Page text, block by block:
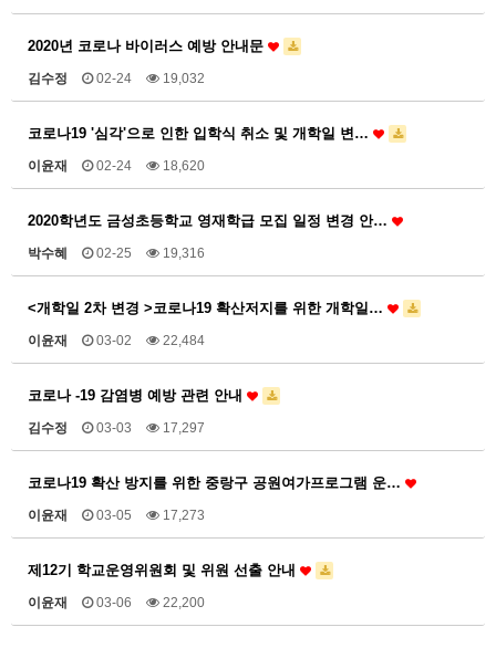
2020년 코로나 바이러스 예방 안내문
김수정 02-24 19,032
코로나19 '심각'으로 인한 입학식 취소 및 개학일 변…
이윤재 02-24 18,620
2020학년도 금성초등학교 영재학급 모집 일정 변경 안…
박수혜 02-25 19,316
<개학일 2차 변경 >코로나19 확산저지를 위한 개학일…
이윤재 03-02 22,484
코로나 -19 감염병 예방 관련 안내
김수정 03-03 17,297
코로나19 확산 방지를 위한 중랑구 공원여가프로그램 운…
이윤재 03-05 17,273
제12기 학교운영위원회 및 위원 선출 안내
이윤재 03-06 22,200